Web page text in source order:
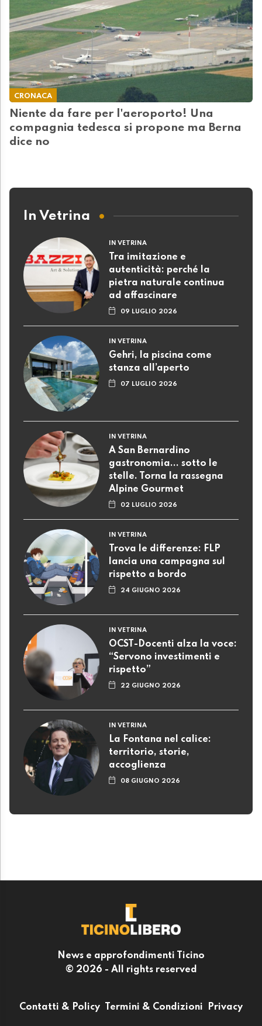
CRONACA
Niente da fare per l'aeroporto! Una
compagnia tedesca si propone ma Berna
dice no
In Vetrina
IN VETRINA
Tra imitazione e
autenticità: perché la
pietra naturale continua
ad affascinare
09 LUGLIO 2026
IN VETRINA
Gehri, la piscina come
stanza all’aperto
07 LUGLIO 2026
IN VETRINA
A San Bernardino
gastronomia... sotto le
stelle. Torna la rassegna
Alpine Gourmet
02 LUGLIO 2026
IN VETRINA
Trova le differenze: FLP
lancia una campagna sul
rispetto a bordo
24 GIUGNO 2026
IN VETRINA
OCST-Docenti alza la voce:
“Servono investimenti e
rispetto”
22 GIUGNO 2026
IN VETRINA
La Fontana nel calice:
territorio, storie,
accoglienza
08 GIUGNO 2026
News e approfondimenti Ticino
© 2026 - All rights reserved
Contatti & Policy Termini & Condizioni Privacy